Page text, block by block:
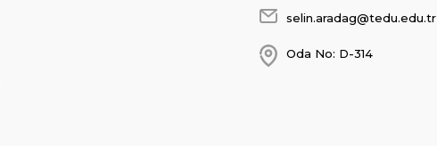
selin.aradag@tedu.edu.tr
Oda No: D-314